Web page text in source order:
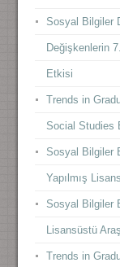
Sosyal Bilgiler
Değişkenlerin
Etkisi
Trends in
Social Studies
Sosyal Bilgiler
Yapılmış
Sosyal Bilgiler
Lisansüstü
Trends in